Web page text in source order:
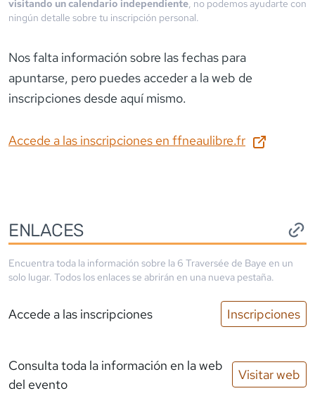
visitando un calendario independiente, no podemos ayudarte con
ningún detalle sobre tu inscripción personal.
Nos falta información sobre las fechas para
apuntarse, pero puedes acceder a la web de
inscripciones desde aquí mismo.
Accede a las inscripciones en ffneaulibre.fr
ENLACES
Encuentra toda la información sobre la 6 Traversée de Baye en un
solo lugar. Todos los enlaces se abrirán en una nueva pestaña.
Accede a las inscripciones Inscripciones
Consulta toda la información en la web
del evento
Visitar web